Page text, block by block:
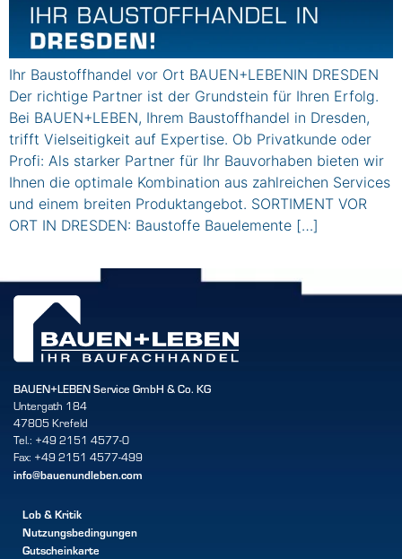
Ihr Baustoffhandel vor Ort BAUEN+LEBENIN DRESDEN
Der richtige Partner ist der Grundstein für Ihren Erfolg.
Bei BAUEN+LEBEN, Ihrem Baustoffhandel in Dresden,
trifft Vielseitigkeit auf Expertise. Ob Privatkunde oder
Profi: Als starker Partner für Ihr Bauvorhaben bieten wir
Ihnen die optimale Kombination aus zahlreichen Services
und einem breiten Produktangebot. SORTIMENT VOR
ORT IN DRESDEN: Baustoffe Bauelemente […]
BAUEN+LEBEN Service GmbH & Co. KG
Untergath 184
47805 Krefeld
Tel.: +49 2151 4577-0
Fax: +49 2151 4577-499
info@bauenundleben.com
Lob & Kritik
Nutzungsbedingungen
Gutscheinkarte